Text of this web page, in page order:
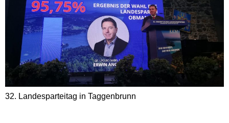
32. Landesparteitag in Taggenbrunn